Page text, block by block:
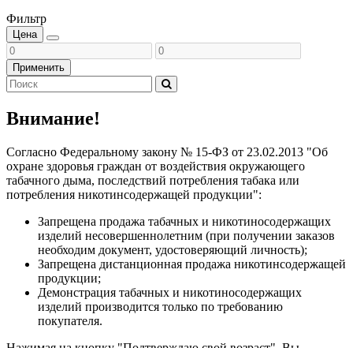
Фильтр
Цена
Применить
Внимание!
Согласно Федеральному закону № 15-ФЗ от 23.02.2013 "Об
охране здоровья граждан от воздействия окружающего
табачного дыма, последствий потребления табака или
потребления никотинсодержащей продукции":
Запрещена продажа табачных и никотиносодержащих
изделий несовершеннолетним (при получении заказов
необходим документ, удостоверяющий личность);
Запрещена дистанционная продажа никотинсодержащей
продукции;
Демонстрация табачных и никотиносодержащих
изделий производится только по требованию
покупателя.